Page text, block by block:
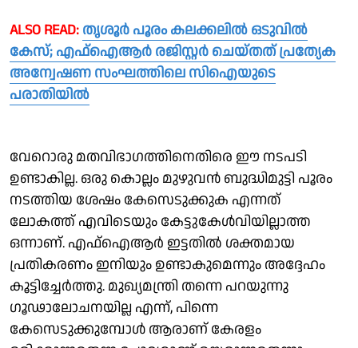
ALSO READ: തൃശൂർ പൂരം കലക്കലിൽ ഒടുവിൽ
കേസ്; എഫ്ഐആർ രജിസ്റ്റർ ചെയ്തത് പ്രത്യേക
അന്വേഷണ സംഘത്തിലെ സിഐയുടെ
പരാതിയിൽ
വേറൊരു മതവിഭാഗത്തിനെതിരെ ഈ നടപടി
ഉണ്ടാകില്ല. ഒരു കൊല്ലം മുഴുവൻ ബുദ്ധിമുട്ടി പൂരം
നടത്തിയ ശേഷം കേസെടുക്കുക എന്നത്
ലോകത്ത് എവിടെയും കേട്ടുകേൾവിയില്ലാത്ത
ഒന്നാണ്. എഫ്ഐആർ ഇട്ടതിൽ ശക്തമായ
പ്രതികരണം ഇനിയും ഉണ്ടാകുമെന്നും അദ്ദേഹം
കൂട്ടിച്ചേർത്തു. മുഖ്യമന്ത്രി തന്നെ പറയുന്നു
ഗൂഢാലോചനയില്ല എന്ന്, പിന്നെ
കേസെടുക്കുമ്പോൾ ആരാണ് കേരളം